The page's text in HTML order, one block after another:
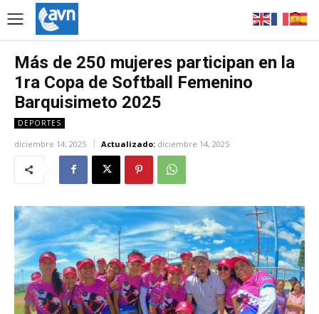
Más de 250 mujeres participan en la
1ra Copa de Softball Femenino
Barquisimeto 2025
DEPORTES
diciembre 14, 2025 Actualizado: diciembre 14, 2025